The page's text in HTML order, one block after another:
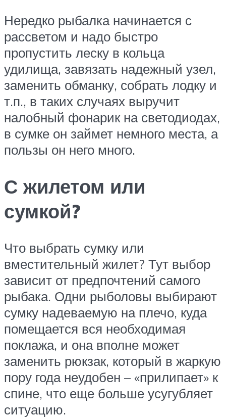
Нередко рыбалка начинается с
рассветом и надо быстро
пропустить леску в кольца
удилища, завязать надежный узел,
заменить обманку, собрать лодку и
т.п., в таких случаях выручит
налобный фонарик на светодиодах,
в сумке он займет немного места, а
пользы он него много.
С жилетом или
сумкой?
Что выбрать сумку или
вместительный жилет? Тут выбор
зависит от предпочтений самого
рыбака. Одни рыболовы выбирают
сумку надеваемую на плечо, куда
помещается вся необходимая
поклажа, и она вполне может
заменить рюкзак, который в жаркую
пору года неудобен – «прилипает» к
спине, что еще больше усугубляет
ситуацию.